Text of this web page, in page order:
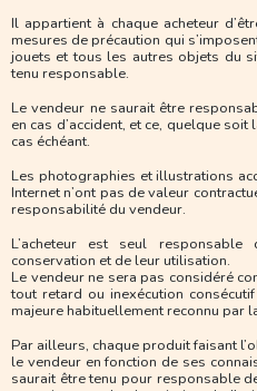
Il appartient à chaque acheteur
mesures de précaution qui
jouets et tous les autres objets du
tenu responsable.
Le vendeur ne saurait être
en cas d’accident, et ce, quelque
cas échéant.
Les photographies et illustrations
Internet n’ont pas de valeur
responsabilité du vendeur.
L’acheteur est seul
conservation et de leur utilisation.
Le vendeur ne sera pas considéré
tout retard ou inexécution
majeure habituellement reconnu par
Par ailleurs, chaque produit faisant
le vendeur en fonction de ses
saurait être tenu pour responsable